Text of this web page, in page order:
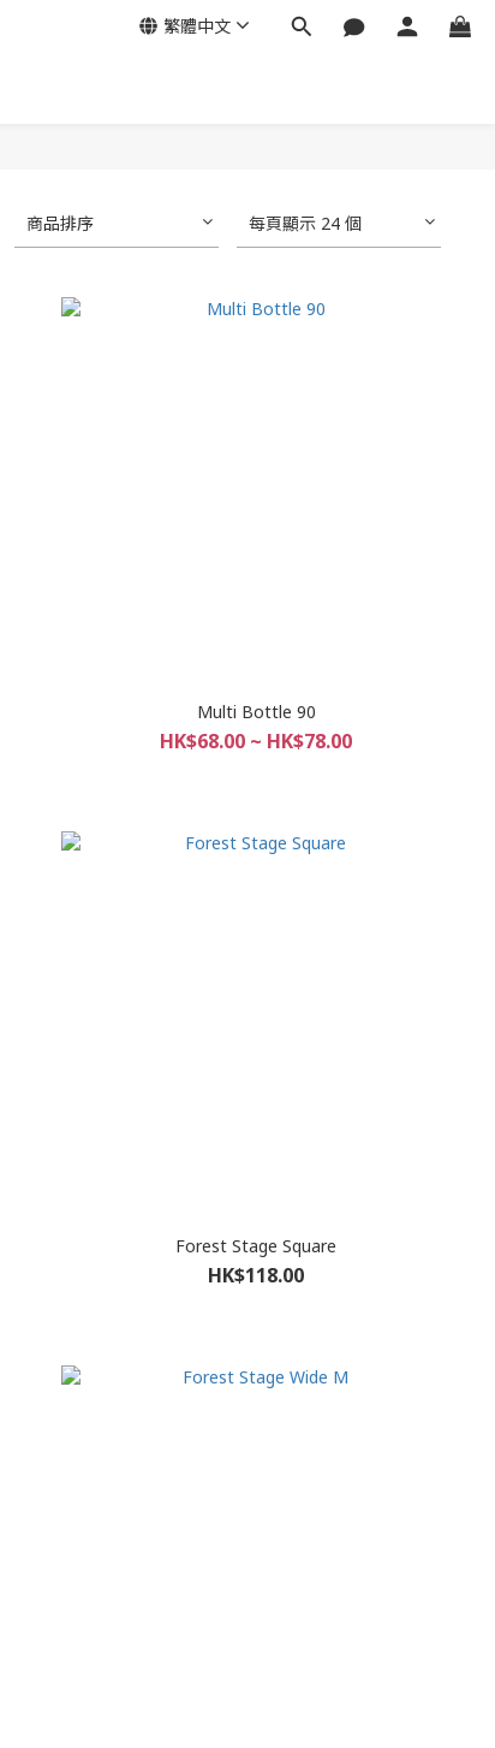
繁體中文
商品排序 每頁顯示 24 個
Multi Bottle 90
HK$68.00 ~ HK$78.00
Forest Stage Square
HK$118.00